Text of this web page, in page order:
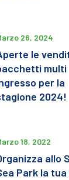
26, 2024
le
multi
per la
2024!
18, 2022
allo
Park la